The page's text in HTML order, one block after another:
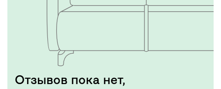
Отзывов пока нет,